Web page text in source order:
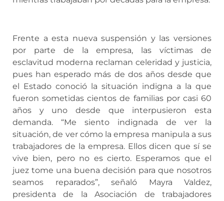
Frente a esta nueva suspensión y las versiones
por parte de la empresa, las víctimas de
esclavitud moderna reclaman celeridad y justicia,
pues han esperado más de dos años desde que
el Estado conoció la situación indigna a la que
fueron sometidas cientos de familias por casi 60
años y uno desde que interpusieron esta
demanda. “Me siento indignada de ver la
situación, de ver cómo la empresa manipula a sus
trabajadores de la empresa. Ellos dicen que sí se
vive bien, pero no es cierto. Esperamos que el
juez tome una buena decisión para que nosotros
seamos reparados”, señaló Mayra Valdez,
presidenta de la Asociación de trabajadores